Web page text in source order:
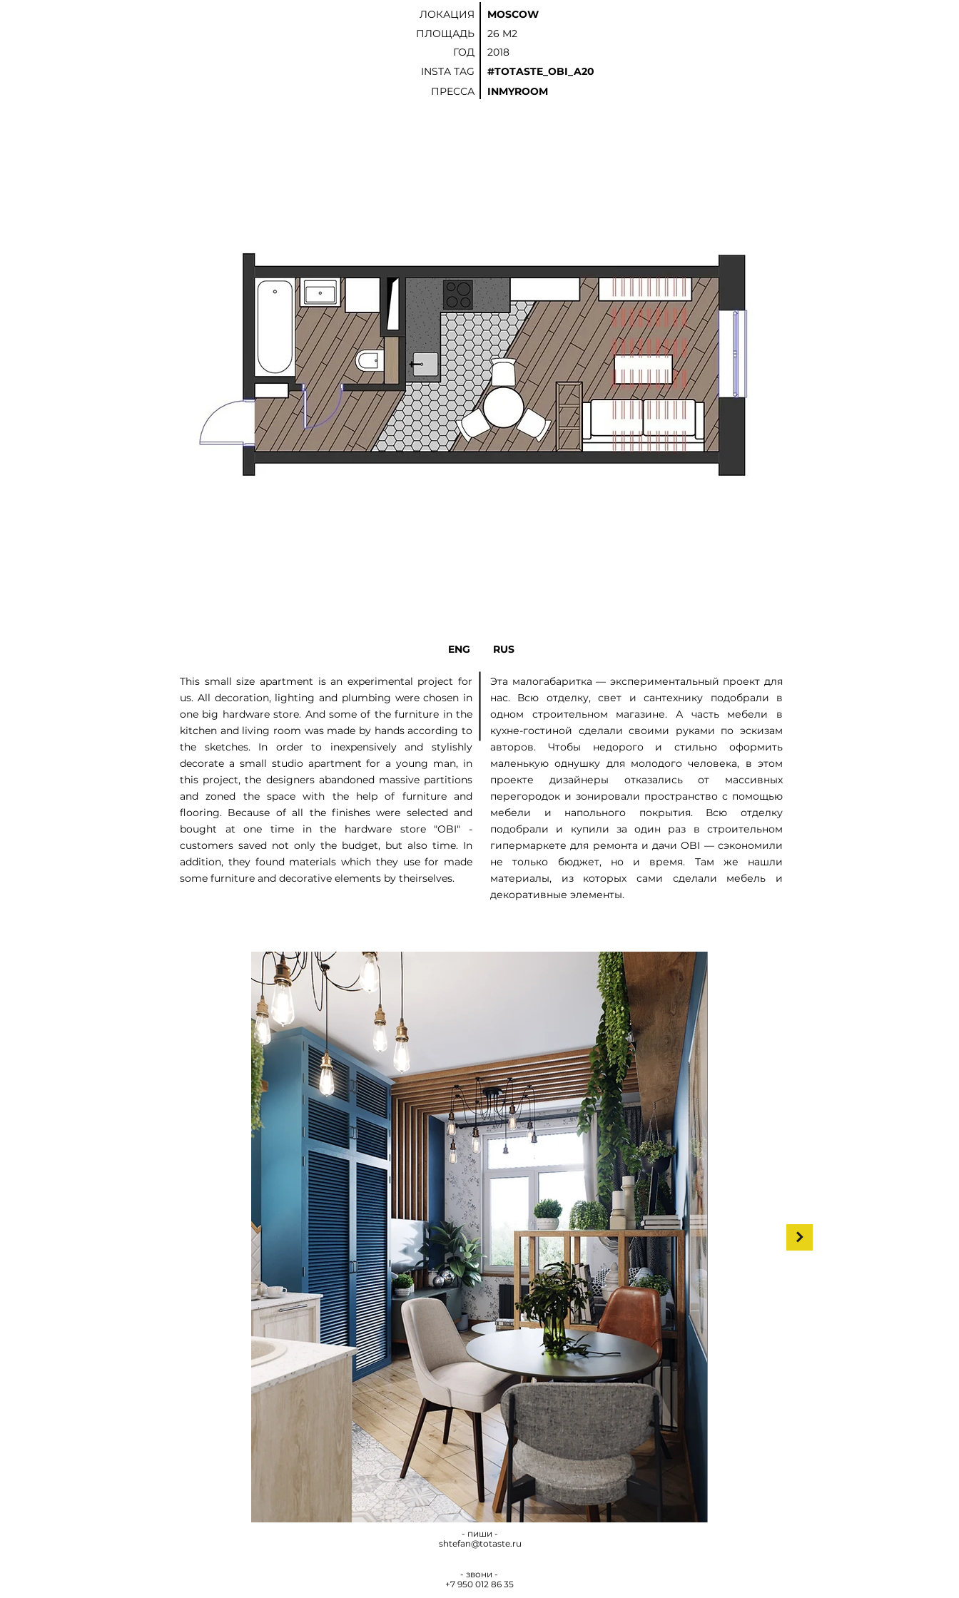
ЛОКАЦИЯ
MOSCOW
ПЛОЩАДЬ
26 M2
ГОД
2018
INSTA TAG
ПРЕССА
#TOTASTE_OBI_A20
INMYROOM
ENG RUS
Эта малогабаритка — экспериментальный проект для
нас. Всю отделку, свет и сантехнику подобрали в
одном строительном магазине. А часть мебели в
кухне-гостиной сделали своими руками по эскизам
авторов. Чтобы недорого и стильно оформить
маленькую однушку для молодого человека, в этом
проекте дизайнеры отказались от массивных
перегородок и зонировали пространство с помощью
мебели и напольного покрытия. Всю отделку
подобрали и купили за один раз в строительном
гипермаркете для ремонта и дачи OBI — сэкономили
не только бюджет, но и время. Там же нашли
материалы, из которых сами сделали мебель и
декоративные элементы.
This small size apartment is an experimental project for
us. All decoration, lighting and plumbing were chosen in
one big hardware store. And some of the furniture in the
kitchen and living room was made by hands according to
the sketches. In order to inexpensively and stylishly
decorate a small studio apartment for a young man, in
this project, the designers abandoned massive partitions
and zoned the space with the help of furniture and
flooring. Because of all the finishes were selected and
bought at one time in the hardware store "OBI" -
customers saved not only the budget, but also time. In
addition, they found materials which they use for made
some furniture and decorative elements by theirselves.
- пиши -
shtefan@totaste.ru
- звони -
+7 950 012 86 35